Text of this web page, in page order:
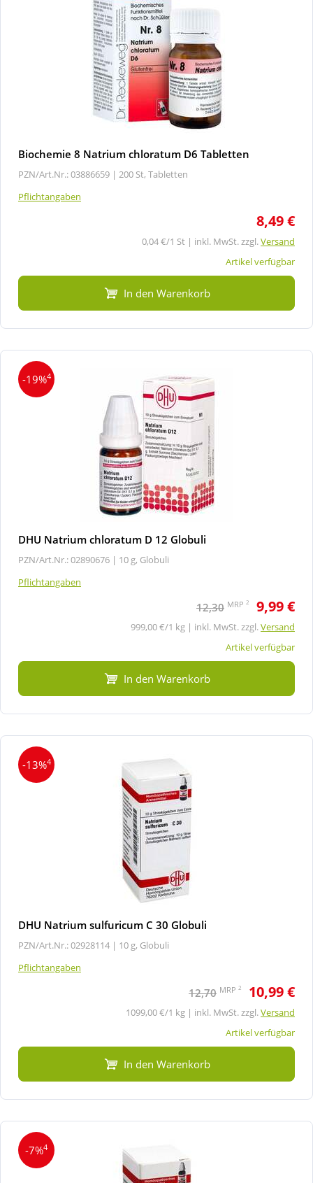
Biochemie 8 Natrium chloratum D6 Tabletten
PZN/Art.Nr.: 03886659 | 200 St, Tabletten
Pflichtangaben
8,49 €
0,04 €/1 St | inkl. MwSt. zzgl.Versand
Artikel verfügbar
In den Warenkorb
-19%4
DHU Natrium chloratum D 12 Globuli
PZN/Art.Nr.: 02890676 | 10 g, Globuli
Pflichtangaben
12,30 MRP 2 9,99 €
999,00 €/1 kg | inkl. MwSt. zzgl.Versand
Artikel verfügbar
In den Warenkorb
-13%4
DHU Natrium sulfuricum C 30 Globuli
PZN/Art.Nr.: 02928114 | 10 g, Globuli
Pflichtangaben
12,70 MRP 2 10,99 €
1099,00 €/1 kg | inkl. MwSt. zzgl.Versand
Artikel verfügbar
In den Warenkorb
-7%4